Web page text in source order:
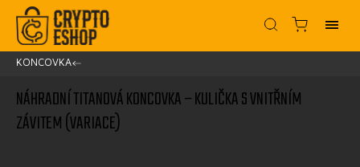
KONCOVKA/
NÁHRADNÍ TITANOVÁ KONCOVKA – KULIČKA S VNITŘNÍM
ZÁVITEM (VARIACE)